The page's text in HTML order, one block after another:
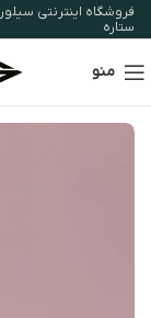
فروشگاه اینترنتی سیلور
ستاره
منو